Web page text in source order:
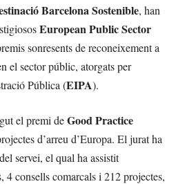
Barcelona Sostenible, han
European Public Sector
sonresents de reconeixement a
el sector públic, atorgats per
Pública (EIPA).
el premi deGood Practice
d’arreu d’Europa. El jurat ha
servei, el qual ha assistit
4 consells comarcals i 212 projectes,